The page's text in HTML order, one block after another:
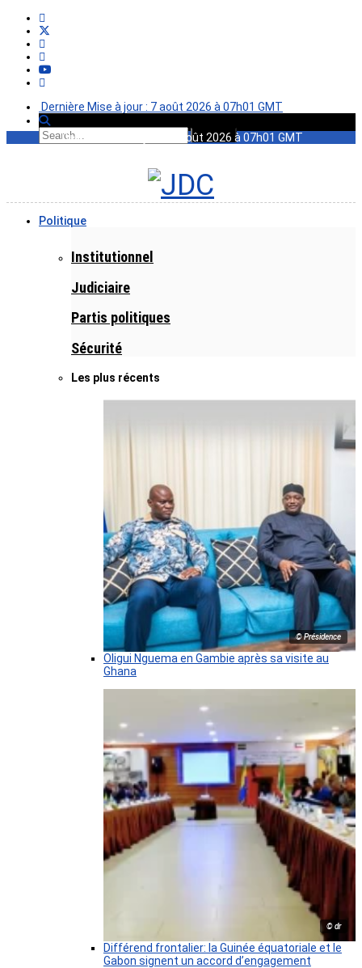
Dernière Mise à jour : 7 août 2026 à 07h01 GMT
Dernière Mise à jour : 7 août 2026 à 07h01 GMT
Politique
Institutionnel
Judiciaire
Partis politiques
Sécurité
Les plus récents
© Présidence
Oligui Nguema en Gambie après sa visite au
Ghana
© dr
Différend frontalier: la Guinée équatoriale et le
Gabon signent un accord d’engagement